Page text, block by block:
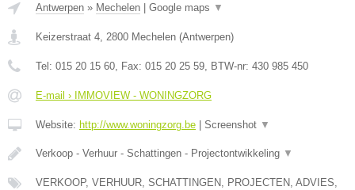
Antwerpen » Mechelen Google maps ▼
Keizerstraat 4 2800 Mechelen (Antwerpen)
Tel: 015 20 15 60 , Fax: 015 20 25 59 , BTW-nr: 430 985 450
E-mail › IMMOVIEW - WONINGZORG
Website: http://www.woningzorg.be Screenshot ▼
Verkoop - Verhuur - Schattingen - Projectontwikkeling ▼
VERKOOP, VERHUUR, SCHATTINGEN, PROJECTEN, ADVIES,